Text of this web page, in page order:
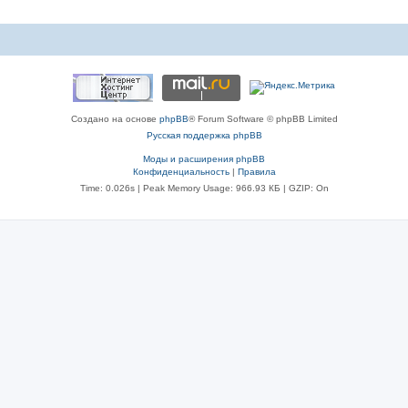
Создано на основе phpBB® Forum Software © phpBB Limited
Русская поддержка phpBB
Моды и расширения phpBB
Конфиденциальность| Правила
Time: 0.026s| Peak Memory Usage: 966.93 КБ | GZIP: On